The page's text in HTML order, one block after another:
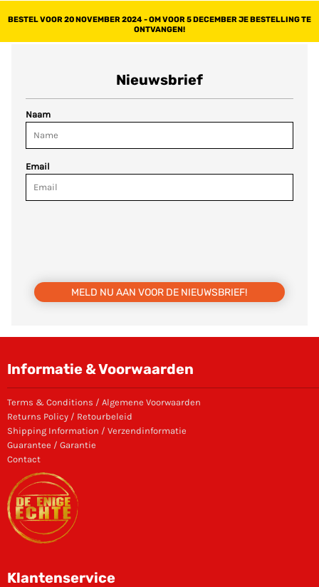
BESTEL VOOR 20 NOVEMBER 2024 - OM VOOR 5 DECEMBER JE BESTELLING TE
ONTVANGEN!
Nieuwsbrief
Naam
Email
MELD NU AAN VOOR DE NIEUWSBRIEF!
Informatie & Voorwaarden
Terms & Conditions / Algemene Voorwaarden
Returns Policy / Retourbeleid
Shipping Information / Verzendinformatie
Guarantee / Garantie
Contact
Klantenservice